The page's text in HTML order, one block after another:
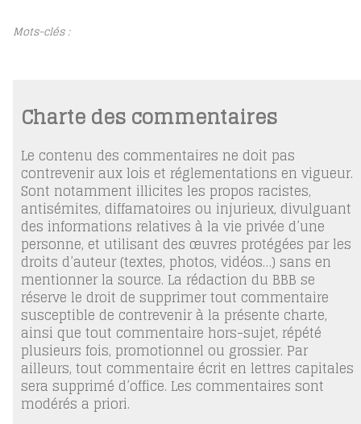
Mots-clés :
Charte des commentaires
Le contenu des commentaires ne doit pas
contrevenir aux lois et réglementations en vigueur.
Sont notamment illicites les propos racistes,
antisémites, diffamatoires ou injurieux, divulguant
des informations relatives à la vie privée d’une
personne, et utilisant des œuvres protégées par les
droits d’auteur (textes, photos, vidéos…) sans en
mentionner la source. La rédaction du BBB se
réserve le droit de supprimer tout commentaire
susceptible de contrevenir à la présente charte,
ainsi que tout commentaire hors-sujet, répété
plusieurs fois, promotionnel ou grossier. Par
ailleurs, tout commentaire écrit en lettres capitales
sera supprimé d’office. Les commentaires sont
modérés a priori.